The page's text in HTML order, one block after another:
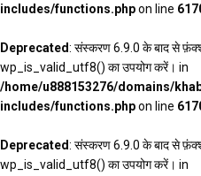
includes/functions.phpon line
Deprecated: संस्करण 6.9.0 के बाद से
wp_is_valid_utf8() का उपयोग करें। in
/home/u888153276/domains/
includes/functions.phpon line
Deprecated: संस्करण 6.9.0 के बाद से
wp_is_valid_utf8() का उपयोग करें। in